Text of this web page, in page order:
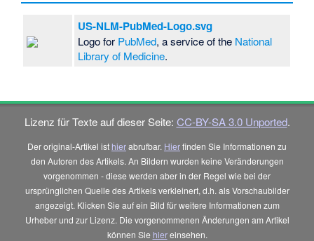
US-NLM-PubMed-Logo.svg
Logo for PubMed, a service of the National
Library of Medicine.
Lizenz für Texte auf dieser Seite: CC-BY-SA 3.0 Unported.
Der original-Artikel ist hierabrufbar. Hierfinden Sie Informationen zu
den Autoren des Artikels. An Bildern wurden keine Veränderungen
vorgenommen - diese werden aber in der Regel wie bei der
ursprünglichen Quelle des Artikels verkleinert, d.h. als Vorschaubilder
angezeigt. Klicken Sie auf ein Bild für weitere Informationen zum
Urheber und zur Lizenz. Die vorgenommenen Änderungen am Artikel
können Sie hiereinsehen.